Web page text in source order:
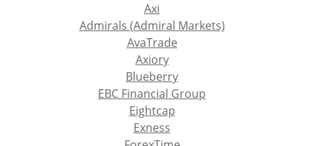
Axi
Admirals (Admiral Markets)
AvaTrade
Axiory
Blueberry
EBC Financial Group
Eightcap
Exness